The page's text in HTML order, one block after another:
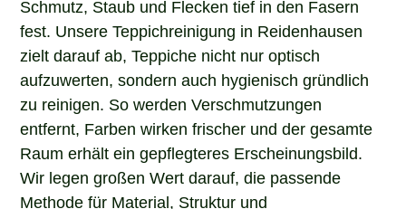
fest. Unsere Teppichreinigung in Reidenhausen
zielt darauf ab, Teppiche nicht nur optisch
aufzuwerten, sondern auch hygienisch gründlich
zu reinigen. So werden Verschmutzungen
entfernt, Farben wirken frischer und der gesamte
Raum erhält ein gepflegteres Erscheinungsbild.
Wir legen großen Wert darauf, die passende
Methode für Material, Struktur und